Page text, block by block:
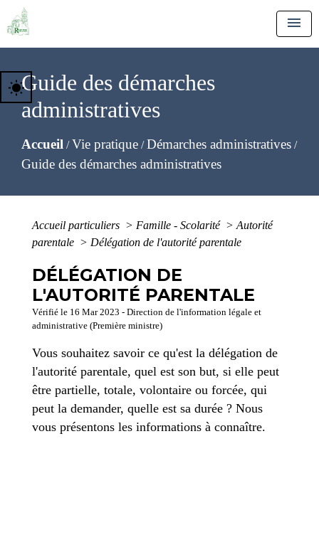
menu
Guide des démarches
administratives
Accueil /Vie pratique /Démarches administratives /
Guide des démarches administratives
wb_sunny
Accueil particuliers > Famille - Scolarité > Autorité
parentale > Délégation de l'autorité parentale
DÉLÉGATION DE
L'AUTORITÉ PARENTALE
Vérifié le 16 Mar 2023 - Direction de l'information légale et
administrative (Première ministre)
Vous souhaitez savoir ce qu'est la délégation de
l'autorité parentale, quel est son but, si elle peut
être partielle, totale, volontaire ou forcée, qui
peut la demander, quelle est sa durée ? Nous
vous présentons les informations à connaître.